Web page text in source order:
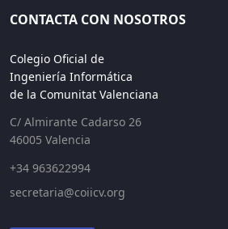
CONTACTA CON NOSOTROS
Colegio Oficial de
Ingeniería Informática
de la Comunitat Valenciana
C/ Almirante Cadarso 26
46005 Valencia
+34 963622994
secretaria@coiicv.org